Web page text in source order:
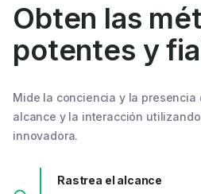
Obten las
potentes y
Mide la conciencia y la presencia
alcance y la interacción
innovadora.
Rastrea el alcance